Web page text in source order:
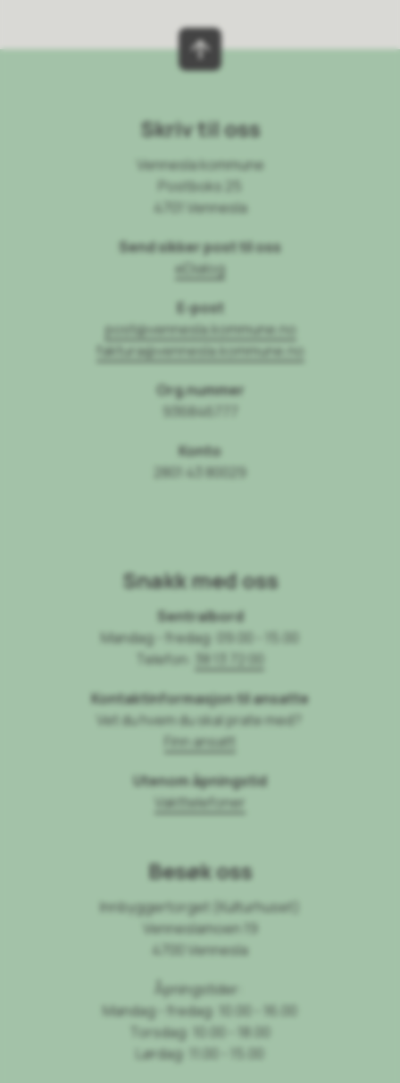
Skriv til oss
Vennesla kommune
Postboks 25
4701 Vennesla
Send sikker post til oss
eDialog
E-post
post@vennesla.kommune.no
faktura@vennesla.kommune.no
Org.nummer
936846777
Konto
2801 43 80029
Snakk med oss
Sentralbord
Mandag - fredag: 09.00 - 15.00
Telefon:
38 13 72 00
Kontaktinformasjon til ansatte
Vet du hvem du skal prate med?
Finn ansatt
Utenom åpningstid
Vakttelefoner
Besøk oss
Innbyggertorget (Kulturhuset)
Venneslamoen 19
4700 Vennesla
Åpningstider:
Mandag - fredag: 10.00 - 16.00
Torsdag: 10.00 - 18.00
Lørdag: 11.00 - 15.00